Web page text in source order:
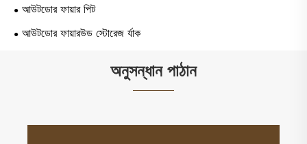
আউটডোর ফায়ার পিট
আউটডোর ফায়ারউড স্টোরেজ র্যাক
অনুসন্ধান পাঠান